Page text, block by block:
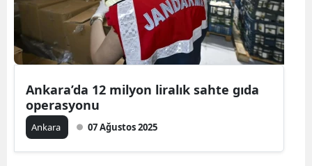
Ankara’da 12 milyon liralık sahte gıda
operasyonu
Ankara 07 Ağustos 2025